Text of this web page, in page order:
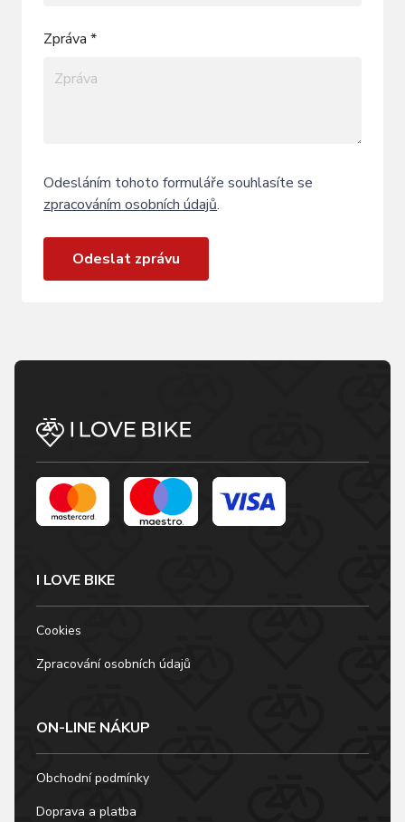
Zpráva *
Odesláním tohoto formuláře souhlasíte se
zpracováním osobních údajů.
Odeslat zprávu
I LOVE BIKE
Cookies
Zpracování osobních údajů
ON-LINE NÁKUP
Obchodní podmínky
Doprava a platba